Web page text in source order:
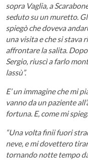
sopra Vaglia, a
seduto su un muretto.
spiegò che doveva
una visita e che si stava
affrontare la salita.
Sergio, riuscì a farlo
lassù”.
E’ un immagine che mi
vanno da un paziente
fortuna. E, come mi
“Una volta finii fuori
neve, e mi dovettero
tornando notte tempo